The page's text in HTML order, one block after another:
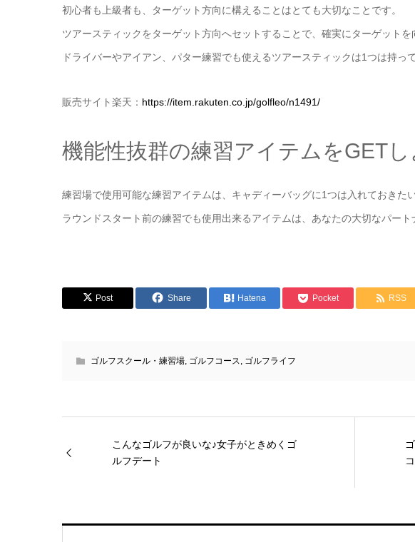
初心者も上級者も、ターゲット方向に構えることはとても大切なことです。
ツアースティックをターゲット方向へセットすることで、確実にターゲットを
ドライバーやアイアン、パター練習でも使えるツアースティックは1つは持っ
販売サイト楽天： https://item.rakuten.co.jp/golfleo/n1491/
機能性抜群の練習アイテムをGETし
練習場で使用可能な練習アイテムは、キャディーバッグに1つは入れておきたい
ラウンドスタート前の練習でも使用出来るアイテムは、あなたの大切なパート
Post Share Hatena Pocket RSS
ゴルフスクール・練習場, ゴルフコース, ゴルフライフ
こんなゴルフが良いな♪女子がときめくゴ
ルフデート